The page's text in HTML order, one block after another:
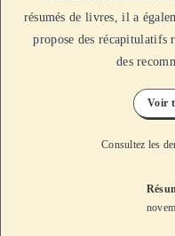
résumés de livres, il a
propose des récapitulatifs
des
Voir
Consultez les